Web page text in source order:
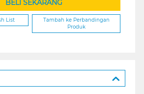
BELI SEKARANG
List
Tambah ke Perbandingan
Produk